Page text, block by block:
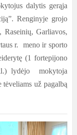
dalytis gerąja
Renginyje grojo
, Raseinių, Garliavos,
r. meno ir sporto
(1 fortepijono
lydėjo mokytoja
už pagalbą